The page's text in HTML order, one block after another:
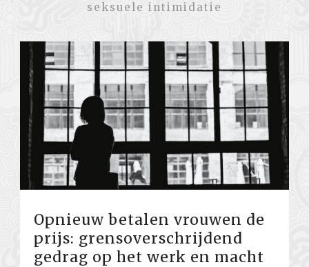
seksuele intimidatie
Opnieuw betalen vrouwen de
prijs: grensoverschrijdend
gedrag op het werk en macht